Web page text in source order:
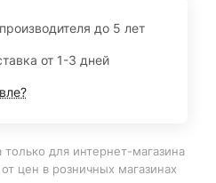
до 5 лет
от 1-3 дней
только для интернет-магазина
цен в розничных магазинах